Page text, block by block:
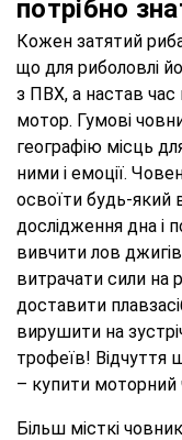
потрібно
Кожен затятий
що для риболовлі
з ПВХ, а настав
мотор. Гумові
географію місць
ними і емоції.
освоїти будь-який
дослідження дна і
вивчити лов
витрачати сили на
доставити
вирушити на
трофеїв! Відчуття
– купити
Більш місткі